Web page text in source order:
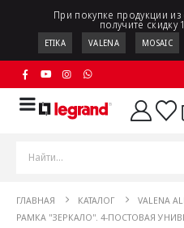
При покупке продукции
получите скидку
ETIKA VALENA MOSAIC
ГЛАВНАЯ КАТАЛОГ VALENA
РАМКА "ЗЕРКАЛО". 4-ПОСТОВАЯ